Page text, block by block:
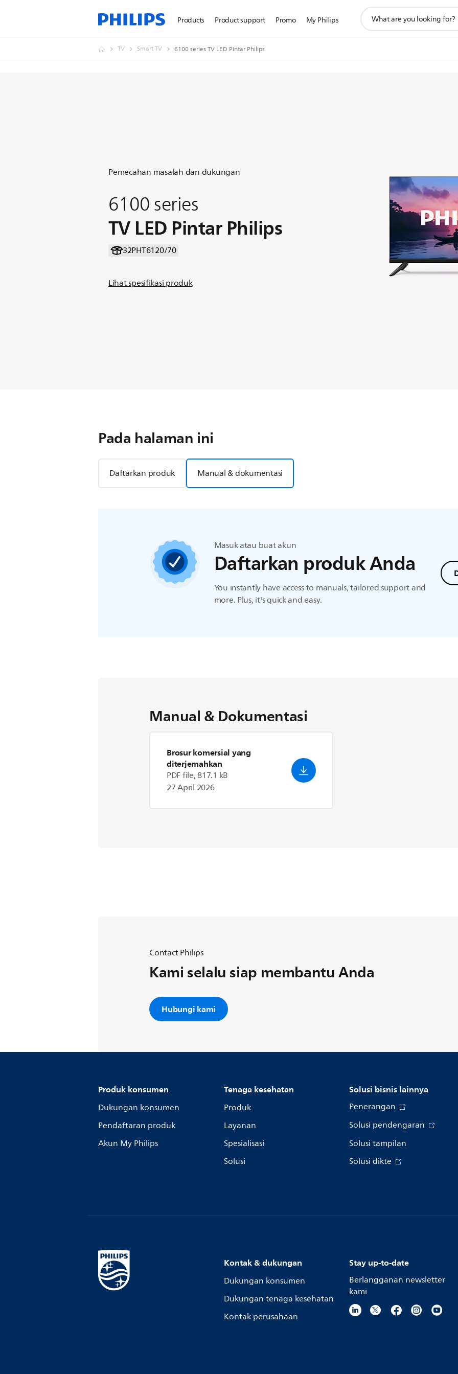
Products Product support Promo My Philips
pencarian
TV Smart TV 6100 series TV LED Pintar Philips
Pemecahan masalah dan dukungan
6100 series
TV LED Pintar Philips
32PHT6120/70
Lihat spesifikasi produk
Pada halaman ini
Daftarkan produk Manual & dokumentasi
Masuk atau buat akun
Daftarkan produk Anda
You instantly have access to manuals, tailored support and
more. Plus, it's quick and easy.
Manual & Dokumentasi
Brosur komersial yang
diterjemahkan
PDF file, 817.1 kB
27 April 2026
Contact Philips
Kami selalu siap membantu Anda
Hubungi kami
Produk konsumen
Dukungan konsumen
Pendaftaran produk
Akun My Philips
Tenaga kesehatan
Produk
Layanan
Spesialisasi
Solusi
Solusi bisnis lainnya
Penerangan
Solusi pendengaran
Solusi tampilan
Solusi dikte
Kontak & dukungan
Dukungan konsumen
Dukungan tenaga kesehatan
Kontak perusahaan
Stay up-to-date
Berlangganan newsletter
kami